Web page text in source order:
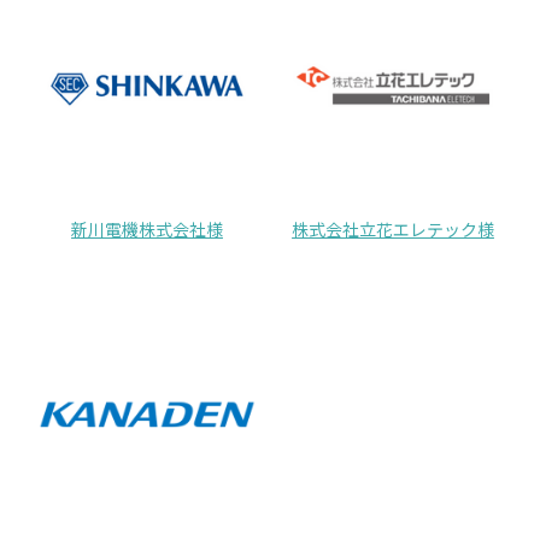
新川電機株式会社様 株式会社立花エレテック様